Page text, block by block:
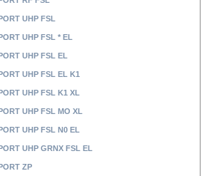
UHP FSL
UHP FSL * EL
UHP FSL EL
UHP FSL EL K1
UHP FSL K1 XL
UHP FSL MO XL
UHP FSL N0 EL
UHP GRNX FSL EL
ZP